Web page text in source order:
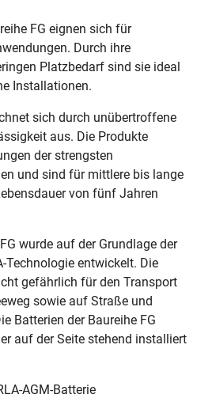
FG eignen sich für
Durch ihre
Platzbedarf sind sie ideal
Installationen.
sich durch unübertroffene
aus. Die Produkte
der strengsten
und sind für mittlere bis lange
von fünf Jahren
wurde auf der Grundlage der
Technologie entwickelt. Die
gefährlich für den Transport
sowie auf Straße und
Batterien der Baureihe FG
auf der Seite stehend installiert
AGM-Batterie